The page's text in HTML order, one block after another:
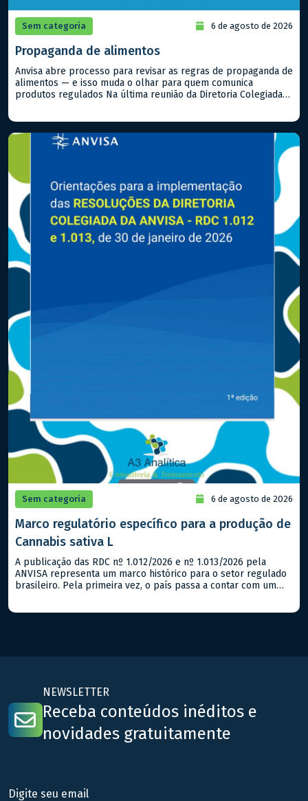
Sem categoria 6 de agosto de 2026
Propaganda de alimentos
Anvisa abre processo para revisar as regras de propaganda de
alimentos — e isso muda o olhar para quem comunica
produtos regulados Na última reunião da Diretoria Colegiada
Sem categoria 6 de agosto de 2026
Marco regulatório específico para a produção de
Cannabis sativa L
A publicação das RDC nº 1.012/2026 e nº 1.013/2026 pela
ANVISA representa um marco histórico para o setor regulado
brasileiro. Pela primeira vez, o país passa a contar com um
NEWSLETTER
Receba conteúdos inéditos e
novidades gratuitamente
Digite seu email